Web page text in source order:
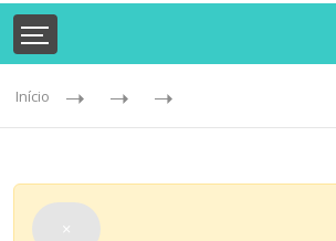
Início
×